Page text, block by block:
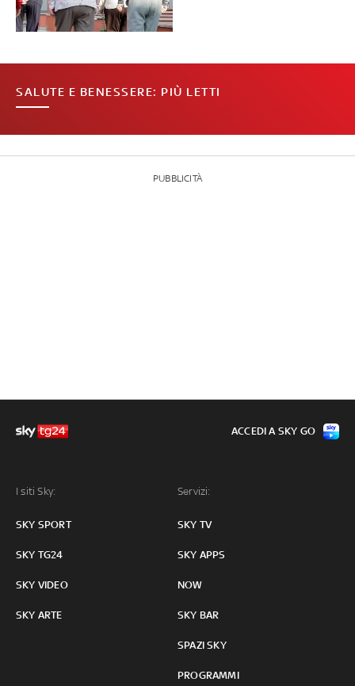
SALUTE E BENESSERE: PIÙ LETTI
PUBBLICITÀ
I siti Sky:
SKY SPORT
SKY TG24
SKY VIDEO
SKY ARTE
Servizi:
SKY TV
SKY APPS
NOW
SKY BAR
SPAZI SKY
PROGRAMMI
ACCEDI A SKY GO